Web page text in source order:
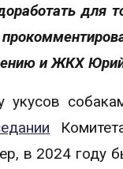
для
и ЖКХ
в 2024 году